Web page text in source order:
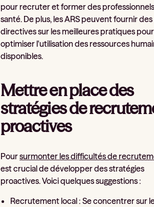
pour recruter et former des
santé. De plus, les ARS peuvent fournir des
directives sur les meilleures pratiques pour
optimiser l'utilisation des ressources
disponibles.
Mettre en place des
stratégies de
proactives
Poursurmonter les difficultés de
est crucial de développer des stratégies
proactives. Voici quelques suggestions :
Recrutement local : Se concentrer sur